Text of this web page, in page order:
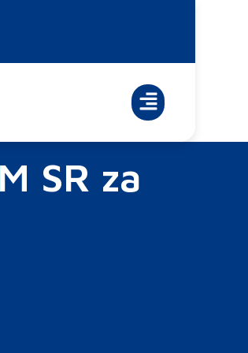
SR za